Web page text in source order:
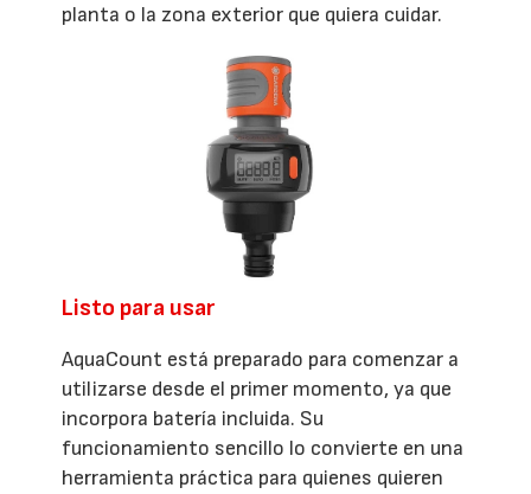
planta o la zona exterior que quiera cuidar.
Listo para usar
AquaCount está preparado para comenzar a
utilizarse desde el primer momento, ya que
incorpora batería incluida. Su
funcionamiento sencillo lo convierte en una
herramienta práctica para quienes quieren